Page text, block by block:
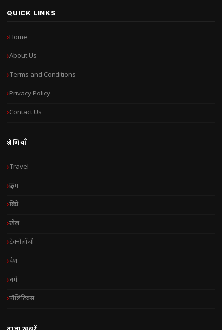
QUICK LINKS
Home
About Us
Terms and Conditions
Privacy Policy
Contact Us
श्रेणियाँ
Travel
क्राइम
क्रिप्टो
खेल
टेक्नोलॉजी
देश
धर्म
पॉलिटिक्स
ताज़ा खबरें